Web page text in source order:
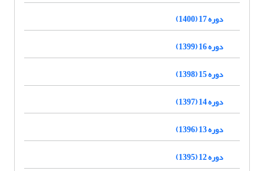
دوره 17 (1400)
دوره 16 (1399)
دوره 15 (1398)
دوره 14 (1397)
دوره 13 (1396)
دوره 12 (1395)